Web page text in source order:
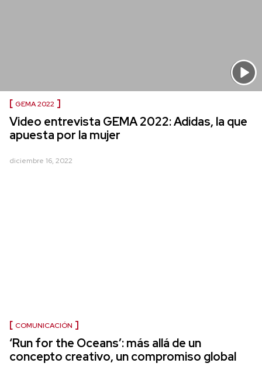
GEMA 2022
Video entrevista GEMA 2022: Adidas, la que
apuesta por la mujer
diciembre 16, 2022
COMUNICACIÓN
‘Run for the Oceans’: más allá de un
concepto creativo, un compromiso global